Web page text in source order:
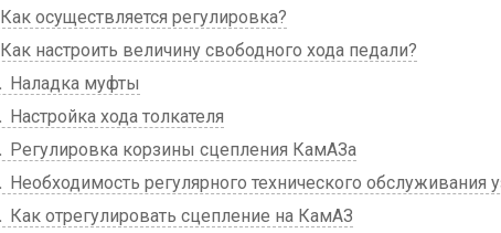
Как осуществляется регулировка?
Как настроить величину свободного хода педали?
Наладка муфты
Настройка хода толкателя
Регулировка корзины сцепления КамАЗа
Необходимость регулярного технического обслуживания
Как отрегулировать сцепление на КамАЗ